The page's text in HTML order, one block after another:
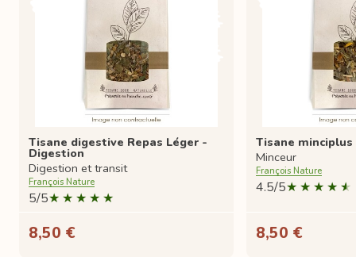
Tisane digestive Repas Léger -
Digestion
Digestion et transit
François Nature
5/5
8,50 €
Tisane minciplus
Minceur
François Nature
4.5/5
8,50 €